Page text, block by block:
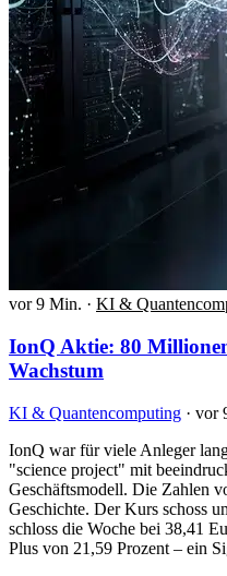
vor 9 Min. · KI &
IonQ Aktie: 80
Wachstum
KI & Quantencomputing · vor
IonQ war für viele Anleger
"science project" mit
Geschäftsmodell. Die Zahlen
Geschichte. Der Kurs schoss
schloss die Woche bei 38,41
Plus von 21,59 Prozent – ein